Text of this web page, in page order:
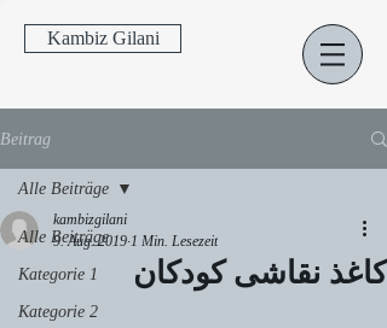
Kambiz Gilani
Beitrag
Alle Beiträge
Kategorie 1
Kategorie 2
Alle Beiträge
کاغذ نقاشی کودکان
kambizgilani
9. Aug. 2019 1 Min. Lesezeit